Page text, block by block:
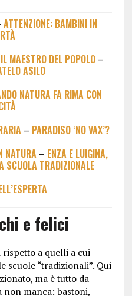
ATTENZIONE: BAMBINI IN
IL MAESTRO DEL POPOLO–
ASILO
NATURA FA RIMA CON
– PARADISO ‘NO VAX’?
NATURA– ENZA E LUIGINA,
SCUOLA TRADIZIONALE
e felici
a quelli a cui
scuole “tradizionali”. Qui
ma è tutto da
manca: bastoni,